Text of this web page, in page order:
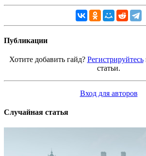
Публикации
Хотите добавить гайд? Регистрируйтесь
статьи.
Вход для авторов
Случайная статья